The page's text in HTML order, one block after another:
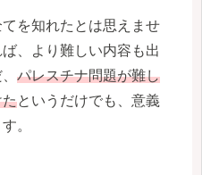
を知れたとは思えませ
、より難しい内容も出
パレスチナ問題が難し
たというだけでも、意義
。